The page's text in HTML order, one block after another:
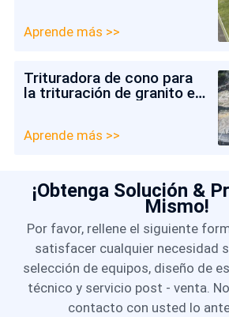
Aprende más >>
Trituradora de cono para
la trituración de granito en
Aprende más >>
¡Obtenga Solución &
Mismo!
Por favor, rellene el siguiente
satisfacer cualquier necesidad
selección de equipos, diseño de
técnico y servicio post - venta.
contacto con usted lo